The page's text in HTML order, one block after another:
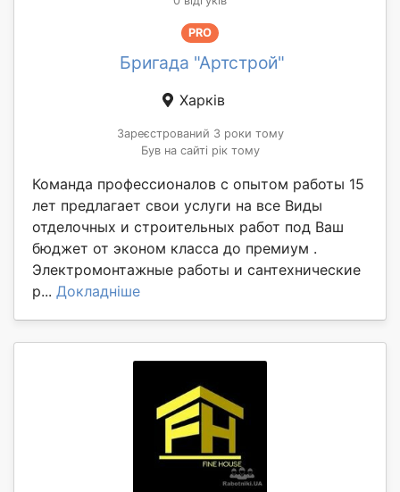
PRO
Бригада "Артстрой"
Харків
Зареєстрований 3 роки тому
Був на сайті рік тому
Команда профессионалов с опытом работы 15
лет предлагает свои услуги на все Виды
отделочных и строительных работ под Ваш
бюджет от эконом класса до премиум .
Электромонтажные работы и сантехнические
р... Докладніше